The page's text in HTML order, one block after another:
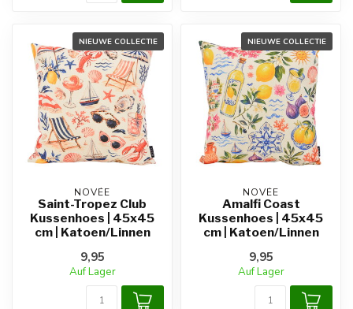
NIEUWE COLLECTIE
NOVÉE
Saint-Tropez Club
Kussenhoes | 45x45
cm | Katoen/Linnen
9,95
Auf Lager
NIEUWE COLLECTIE
NOVÉE
Amalfi Coast
Kussenhoes | 45x45
cm | Katoen/Linnen
9,95
Auf Lager